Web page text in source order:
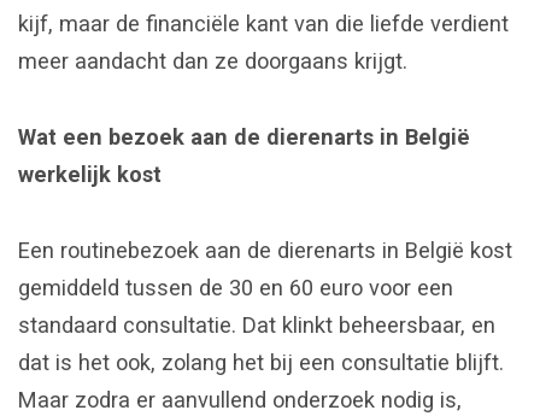
kijf, maar de financiële kant van die liefde verdient
meer aandacht dan ze doorgaans krijgt.
Wat een bezoek aan de dierenarts in België
werkelijk kost
Een routinebezoek aan de dierenarts in België kost
gemiddeld tussen de 30 en 60 euro voor een
standaard consultatie. Dat klinkt beheersbaar, en
dat is het ook, zolang het bij een consultatie blijft.
Maar zodra er aanvullend onderzoek nodig is,